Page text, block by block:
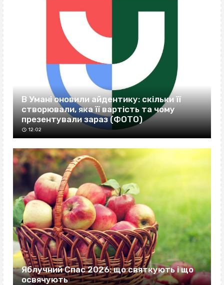
В Умані оновили айдентику: скільки її
створювали, яка її вартість та чому
презентували зараз (ФОТО)
12:02
Яблучний Спас 2026: що святкують і що
освячують